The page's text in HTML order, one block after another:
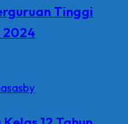
Tinggi
2024